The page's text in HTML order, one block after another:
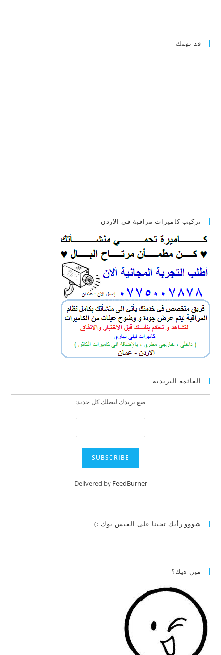
قد تهمك
تركيب كاميرات مراقبة في الاردن
القائمه البريديه
ضع بريدك ليصلك كل جديد:
Delivered by FeedBurner
شووو رأيك تحبنا على الفيس بوك :)
مين هيك؟